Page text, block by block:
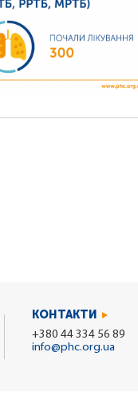
КОНТАКТИ
+380 44 334 56 89
info@phc.org.ua